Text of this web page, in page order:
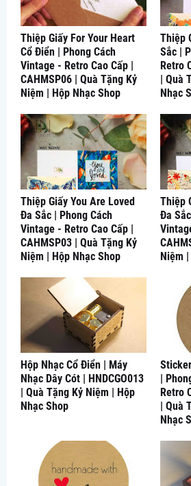
Thiệp Giấy For Your Heart
Cổ Điển | Phong Cách
Vintage - Retro Cao Cấp |
CAHMSP06 | Quà Tặng Kỷ
Niệm | Hộp Nhạc Shop
Thiệp
Sắc |
Retro
| Quà
Nhạc
Thiệp Giấy You Are Loved
Đa Sắc | Phong Cách
Vintage - Retro Cao Cấp |
CAHMSP03 | Quà Tặng Kỷ
Niệm | Hộp Nhạc Shop
Thiệp
Đa
Niệm
Hộp Nhạc Cổ Điển | Máy
Nhạc Dây Cót | HNDCGO013
| Quà Tặng Kỷ Niệm | Hộp
Nhạc Shop
|
Retro
| Quà
Nhạc